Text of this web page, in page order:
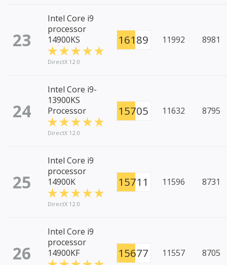
23
Intel Core i9
processor
14900KS
DirectX 12.0
16189 11992 8981
24
Intel Core i9-
13900KS
Processor
DirectX 12.0
15705 11632 8795
25
Intel Core i9
processor
14900K
DirectX 12.0
15711 11596 8731
26
Intel Core i9
processor
14900KF
15677 11557 8705